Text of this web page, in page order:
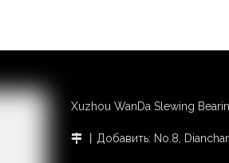
Xuzhou WanDa Slewing
 丨Добавить: No.8,